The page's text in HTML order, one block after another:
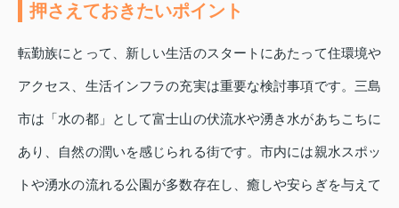
押さえておきたいポイント
転勤族にとって、新しい生活のスタートにあたって住環境や
アクセス、生活インフラの充実は重要な検討事項です。三島
市は「水の都」として富士山の伏流水や湧き水があちこちに
あり、自然の潤いを感じられる街です。市内には親水スポッ
トや湧水の流れる公園が多数存在し、癒しや安らぎを与えて